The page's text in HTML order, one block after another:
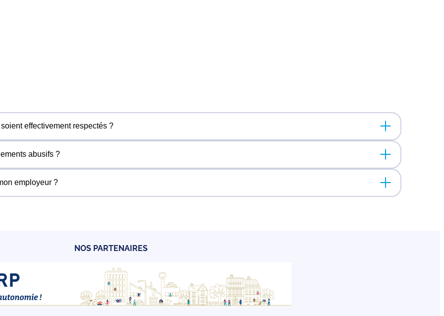
effectivement respectés ?
les violations, nous agissons en justice quand nécessaire et nous alertons l’inspection du travail. Le
abusifs ?
employeur ?
le droit du travail et peuvent vous accompagner : analyse de votre situation, préparation aux
NOS PARTENAIRES